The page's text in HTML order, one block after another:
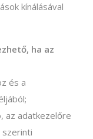
kínálásával
ha az
és a
az adatkezelőre
szerinti